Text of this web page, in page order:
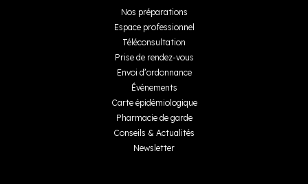
Nos préparations
Espace professionnel
Téléconsultation
Prise de rendez-vous
Envoi d’ordonnance
Événements
Carte épidémiologique
Pharmacie de garde
Conseils & Actualités
Newsletter